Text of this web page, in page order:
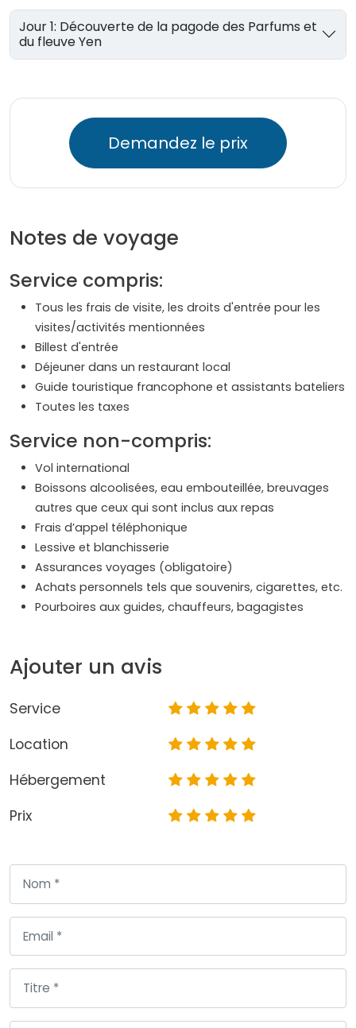
Jour 1: Découverte de la pagode des Parfums et
du fleuve Yen
Demandez le prix
Notes de voyage
Service compris:
Tous les frais de visite, les droits d'entrée pour les
visites/activités mentionnées
Billest d'entrée
Déjeuner dans un restaurant local
Guide touristique francophone et assistants bateliers
Toutes les taxes
Service non-compris:
Vol international
Boissons alcoolisées, eau embouteillée, breuvages
autres que ceux qui sont inclus aux repas
Frais d’appel téléphonique
Lessive et blanchisserie
Assurances voyages (obligatoire)
Achats personnels tels que souvenirs, cigarettes, etc.
Pourboires aux guides, chauffeurs, bagagistes
Ajouter un avis
Service
Location
Hébergement
Prix